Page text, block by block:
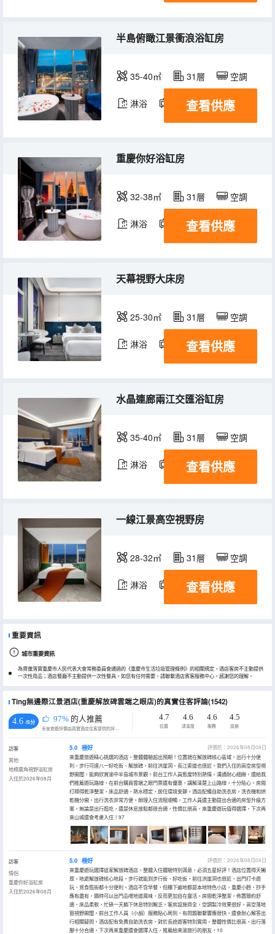
半島俯瞰江景衝浪浴缸房
35-40㎡ 31層 空調
淋浴 電視機 冰箱
查看供應
重慶你好浴缸房
32-38㎡ 31層 空調
淋浴 電視機 冰箱
查看供應
天幕視野大床房
25-30㎡ 31層 空調
淋浴 電視機 冰箱
查看供應
水晶連廊兩江交匯浴缸房
35-40㎡ 31層 空調
淋浴 電視機 冰箱
查看供應
一線江景高空視野房
28-32㎡ 31層 空調
淋浴 電視機 冰箱
查看供應
重要資訊
城市重要資訊
為貫徹落實重慶市人民代表大會常務委員會通過的《重慶市生活垃圾管理條例》的相關規定，酒店客房不主動提供
一次性用品；酒店餐廳不主動提供一次性餐具。如您有任何需要，請聯繫酒店賓客服務中心，感謝您的理解。
Ting無邊際江景酒店(重慶解放碑雲端之眼店)的真實住客評論(1542)
4.6 /5分 97% 的人推薦
永安旅遊評價由真實酒店住客提供的評價。
4.7
位置
4.6
清潔度
4.6
服務
4.5
設施
訪客
其他
地標廣角視野浴缸房
入住於2026年08月
5.0 極好
評價於：2026年08月08日
來重慶旅遊精心挑選的酒店，整體體驗超出預期！位置就在解放碑核心區域，出行十分便
利，步行可達八一好吃街、解放碑，前往洪崖洞、長江索道也很近。我們入住的高空房型視
野開闊，能夠欣賞渝中半島城市景觀。前台工作人員態度特別熱情，溝通耐心細緻，還給我
們推薦遊玩路線，在前台購買雲端之眼門票還有優惠，講解清楚上山路線，十分貼心。房間
打掃得乾淨整潔，床品舒適，熱水穩定，居住環境安靜。酒店配備自助洗衣房，洗衣機和烘
乾機分開，出行洗衣非常方便。辦理入住流程順暢，工作人員還主動提出合適的房型升級方
案。無論是出行逛吃，還是休息放鬆都很合適，性價比很高，來重慶遊玩值得選擇，下次再
來山城還會考慮入住！97
訪客
情侶
重慶你好浴缸房
入住於2026年08月
5.0 極好
評價於：2026年08月08日
來重慶遊玩選擇這家解放碑酒店，整體入住體驗特別滿意，必須五星好評！酒店位置得天獨
厚，地處解放碑核心地段，步行就能到步行街、好吃街，前往洪崖洞也很近，出門打卡遊
玩、覓食逛街都十分便利。酒店不含早餐，但樓下遍地都是本地特色小店，重慶小麪、抄手
應有盡有，隨時可以出門品嚐地道風味，反而更加自在靈活。房間乾淨整潔，佈置簡約舒
適，床品柔軟，忙碌一天躺下休息特別解乏。客房設施齊全，空調製冷效果很好，高空落地
窗視野開闊。前台工作人員（小胡）服務貼心周到，有問題聯繫響應很快，還會耐心解答出
行相關疑問。酒店配有免費自助洗衣房，對於長途遊客特別實用。整體性價比很高，出行落
腳十分合適，下次再來重慶還會選擇入住，推薦給來渝旅行的朋友。10